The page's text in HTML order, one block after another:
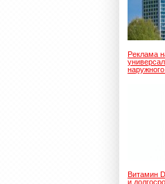
Реклама
Витамин
и